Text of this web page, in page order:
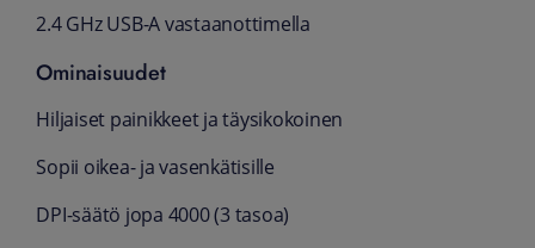
2.4 GHz USB-A vastaanottimella
Ominaisuudet
Hiljaiset painikkeet ja täysikokoinen
Sopii oikea- ja vasenkätisille
DPI-säätö jopa 4000 (3 tasoa)